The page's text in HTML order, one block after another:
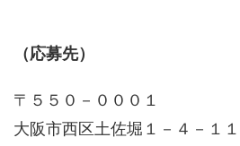
（応募先）
〒５５０－０００１
大阪市西区土佐堀１－４－１